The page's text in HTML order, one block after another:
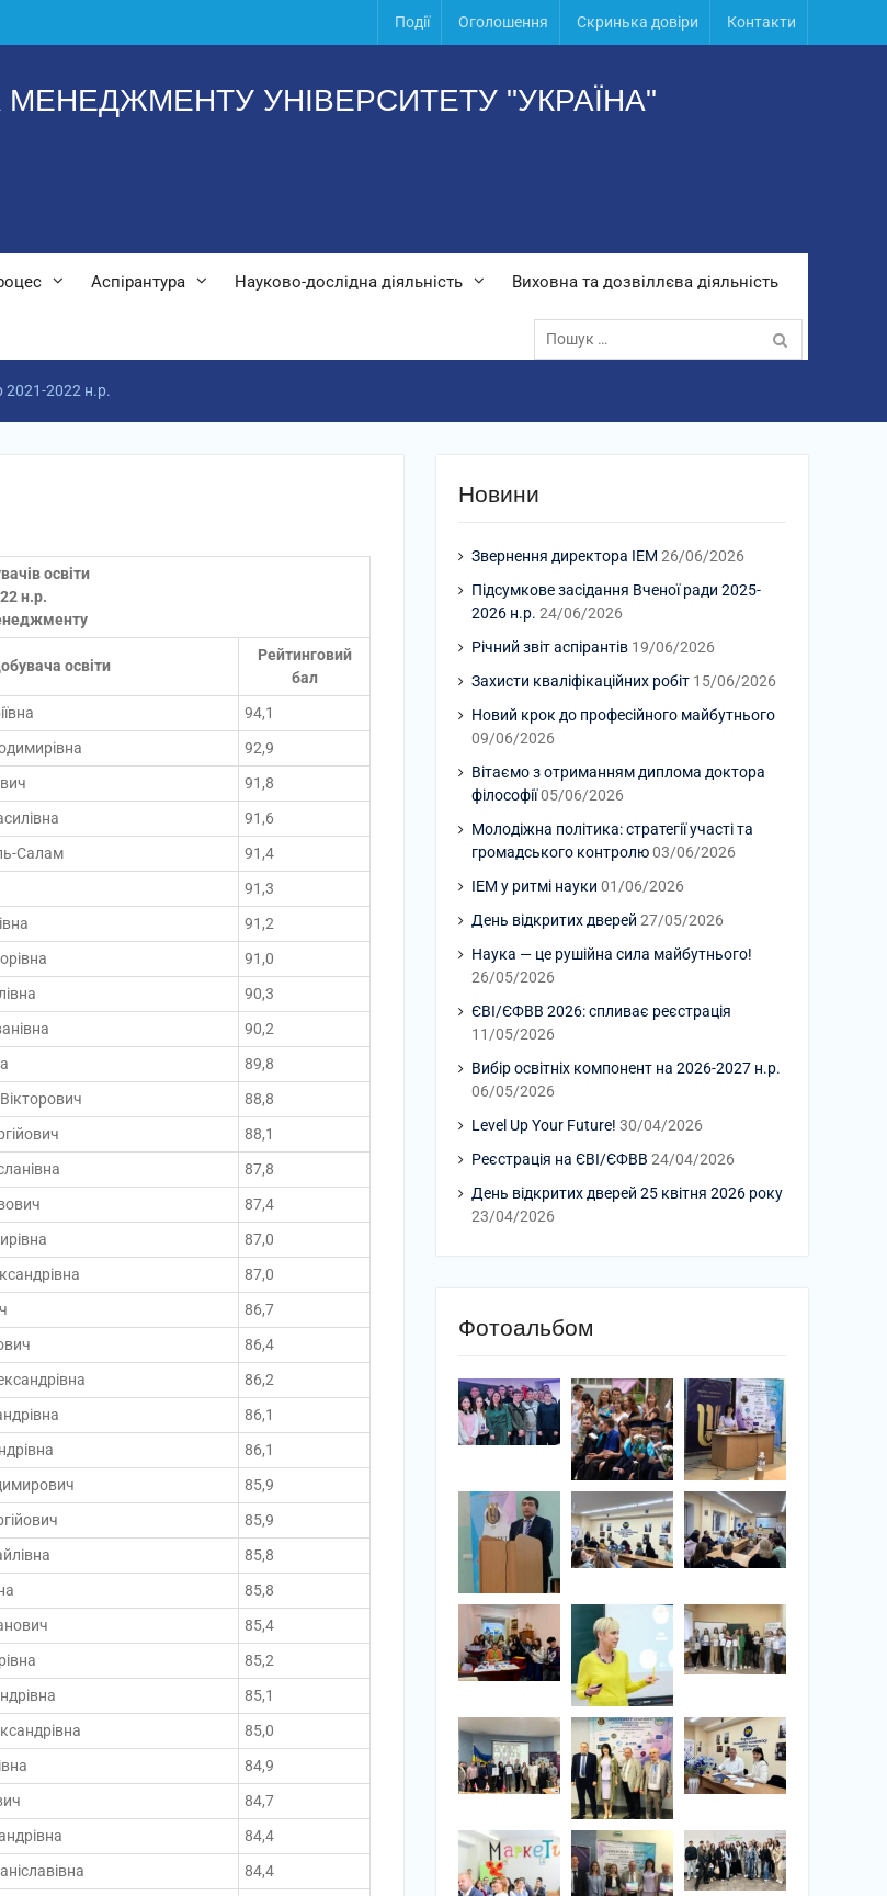
Події Оголошення Скринька довіри Контакти
МЕНЕДЖМЕНТУ УНІВЕРСИТЕТУ "УКРАЇНА"
Аспірантура Науково-дослідна діяльність Виховна та дозвіллєва діяльність
Пошук:
2021-2022 н.р.
освіти
н.р.
освіти
Рейтинговий
бал
94,1
92,9
91,8
91,6
Салам
91,4
91,3
91,2
91,0
90,3
90,2
89,8
88,8
88,1
87,8
87,4
87,0
87,0
86,7
86,4
86,2
86,1
86,1
85,9
85,9
85,8
85,8
85,4
85,2
85,1
85,0
84,9
84,7
84,4
84,4
Новини
Звернення директора ІЕМ 26/06/2026
Підсумкове засідання Вченої ради 2025-
2026 н.р. 24/06/2026
Річний звіт аспірантів 19/06/2026
Захисти кваліфікаційних робіт 15/06/2026
Новий крок до професійного майбутнього
09/06/2026
Вітаємо з отриманням диплома доктора
філософії05/06/2026
Молодіжна політика: стратегії участі та
громадського контролю03/06/2026
ІЕМ у ритмі науки 01/06/2026
День відкритих дверей 27/05/2026
Наука — це рушійна сила майбутнього!
26/05/2026
ЄВІ/ЄФВВ 2026: спливає реєстрація
11/05/2026
Вибір освітніх компонент на 2026-2027 н.р.
06/05/2026
Level Up Your Future! 30/04/2026
Реєстрація на ЄВІ/ЄФВВ 24/04/2026
День відкритих дверей 25 квітня 2026 року
23/04/2026
Фотоальбом